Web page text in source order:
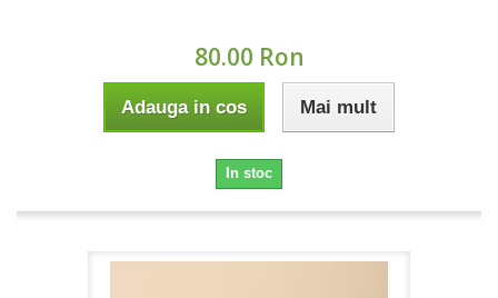
80.00 Ron
Adauga in cos Mai mult
In stoc